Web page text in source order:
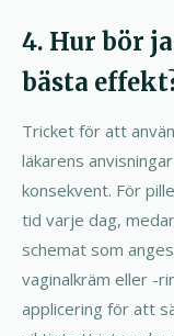
4. Hur bör
bästa
Tricket för att
läkarens
konsekvent. För
tid varje dag,
schemat som
vaginalkräm eller -
applicering för att